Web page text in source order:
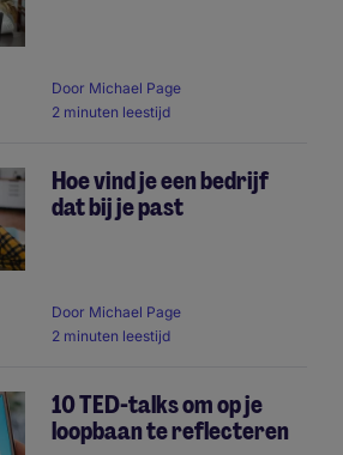
Door Michael Page
2 minuten leestijd
Hoe vind je een bedrijf
dat bij je past
Door Michael Page
2 minuten leestijd
10 TED-talks om op je
loopbaan te reflecteren